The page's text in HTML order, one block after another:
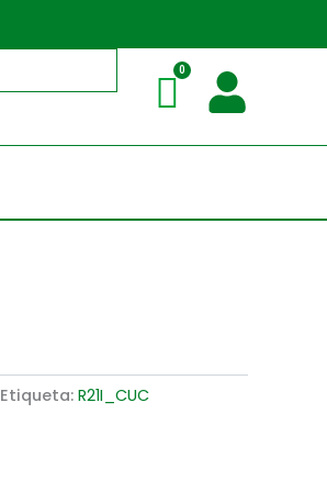
Etiqueta: R21I_CUC